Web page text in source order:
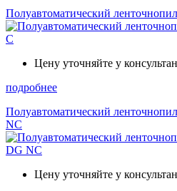
Полуавтоматический
Цену уточняйте у
подробнее
Полуавтоматический
NC
Цену уточняйте у